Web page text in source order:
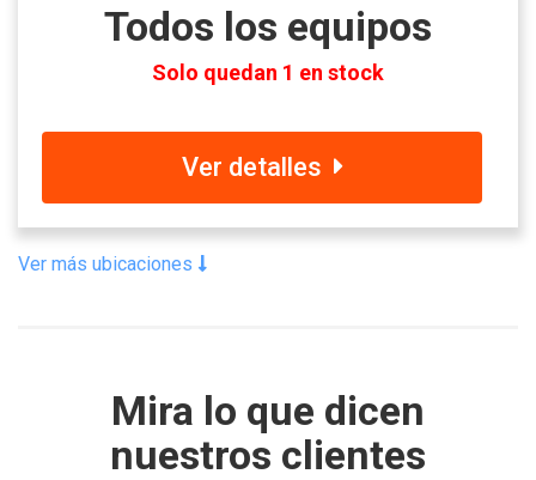
Todos los equipos
Solo quedan 1 en stock
Ver detalles
Ver más ubicaciones
Mira lo que dicen
nuestros clientes